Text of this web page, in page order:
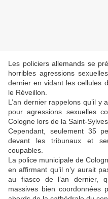
Les policiers allemands se
horribles agressions
dernier en vidant les cellules
le Réveillon.
L’an dernier rappelons qu’il
pour agressions sexuelles
Cologne lors de la Saint-
Cependant, seulement 35
devant les tribunaux et
coupables.
La police municipale de
en affirmant qu’il n’y aurait
au fiasco de l’an dernier,
massives bien coordonnées